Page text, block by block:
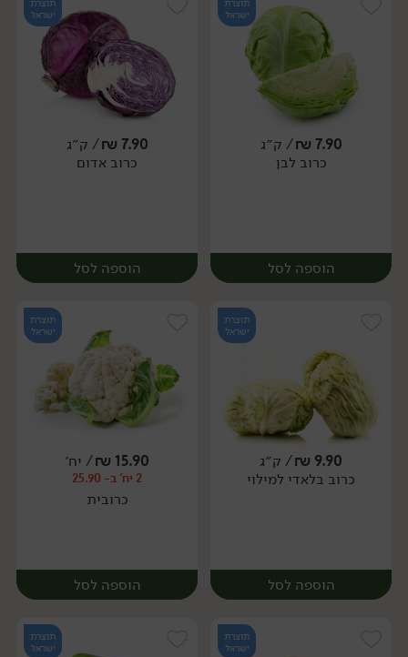
יח׳ ק״ג יח׳
תוצרת
ישראל
7.90
₪/ ק״ג
כרוב לבן
הוספה לסל
יח׳
תוצרת
ישראל
7.90
₪/ ק״ג
כרוב אדום
הוספה לסל
יח׳
תוצרת
ישראל
9.90
₪/ ק״ג
כרוב בלאדי למילוי
הוספה לסל
תוצרת
ישראל
15.90
₪/ יח׳
2 יח' ב- 25.90
כרובית
הוספה לסל
תוצרת
ישראל
תוצרת
ישראל